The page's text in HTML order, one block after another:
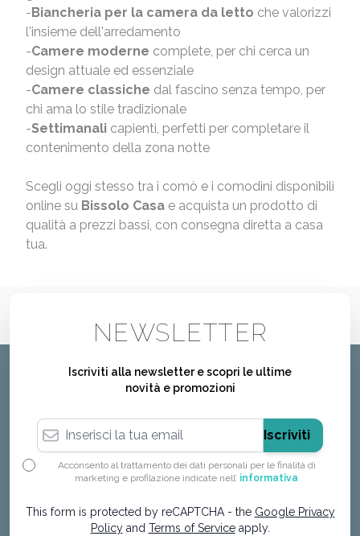
- Biancheria per la camera da letto che valorizzi
l'insieme dell'arredamento
-Camere moderne complete, per chi cerca un
design attuale ed essenziale
-Camere classiche dal fascino senza tempo, per
chi ama lo stile tradizionale
-Settimanali capienti, perfetti per completare il
contenimento della zona notte
Scegli oggi stesso tra i comò e i comodini disponibili
online su Bissolo Casa e acquista un prodotto di
qualità a prezzi bassi, con consegna diretta a casa
tua.
NEWSLETTER
Iscriviti alla newsletter e scopri le ultime
novità e promozioni
Indirizzo email
Iscriviti
Acconsento al trattamento dei dati personali per le finalità di
marketing e profilazione indicate nell’ informativa
This form is protected by reCAPTCHA - the Google Privacy
Policyand Terms of Serviceapply.